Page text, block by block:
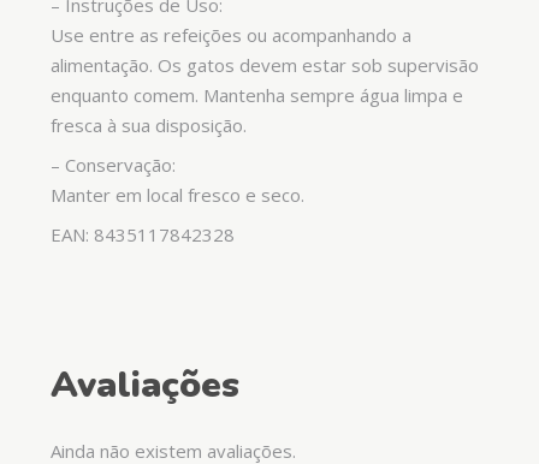
– Instruções de Uso:
Use entre as refeições ou acompanhando a
alimentação. Os gatos devem estar sob supervisão
enquanto comem. Mantenha sempre água limpa e
fresca à sua disposição.
– Conservação:
Manter em local fresco e seco.
EAN: 8435117842328
Avaliações
Ainda não existem avaliações.